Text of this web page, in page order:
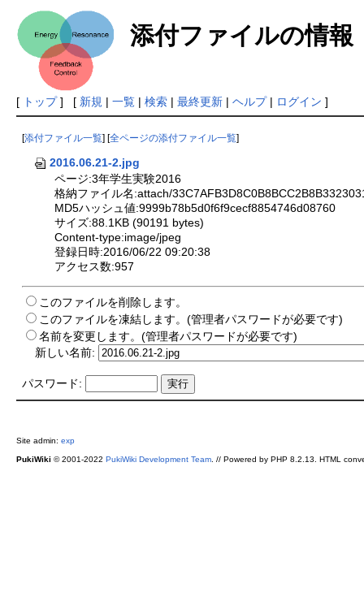
添付ファイルの情報
[ トップ] [ 新規 | 一覧| 検索| 最終更新| ヘルプ| ログイン ]
[添付ファイル一覧] [全ページの添付ファイル一覧]
2016.06.21-2.jpg
ページ:3年学生実験2016
格納ファイル名:attach/
MD5ハッシュ値:9999b78b5d0f6f9cecf8854746d08760
サイズ:88.1KB (90191 bytes)
Content-type:image/jpeg
登録日時:2016/06/22 09:20:38
アクセス数:957
このファイルを削除します。
このファイルを凍結します。(管理者パスワードが必要です)
名前を変更します。(管理者パスワードが必要です)
新しい名前:
パスワード:
Site admin: exp
PukiWiki © 2001-2022 PukiWiki Development Team. // Powered by PHP 8.2.13. HTML